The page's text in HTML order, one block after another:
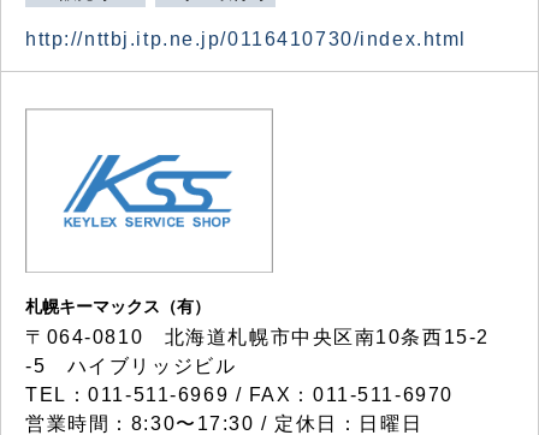
http://nttbj.itp.ne.jp/0116410730/index.html
札幌キーマックス（有）
〒064-0810 北海道札幌市中央区南10条西15-2
-5 ハイブリッジビル
TEL：011-511-6969 / FAX：011-511-6970
営業時間：8:30〜17:30 / 定休日：日曜日